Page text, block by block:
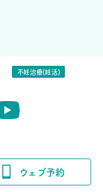
不妊治療(妊活)
ウェブ予約